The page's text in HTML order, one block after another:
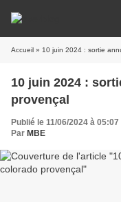
Accueil » 10 juin 2024 : sortie
10 juin 2024 :
provençal
Publié le 11/06/2024 à 05:07
Par MBE